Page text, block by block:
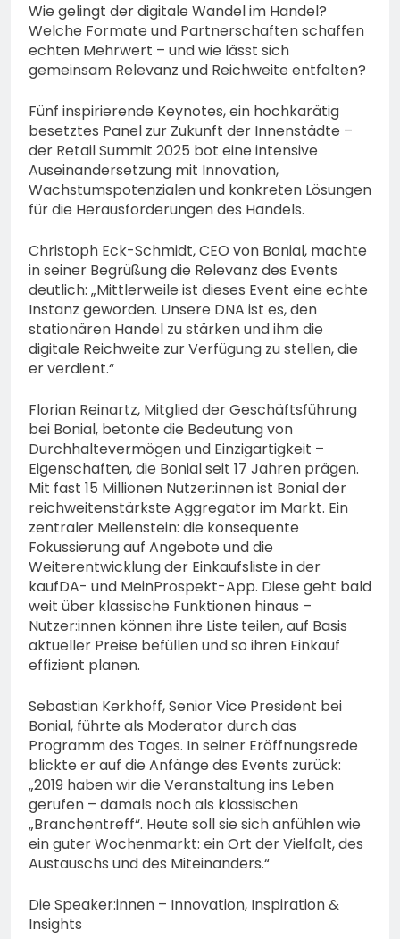
Wie gelingt der digitale Wandel im Handel?
Welche Formate und Partnerschaften schaffen
echten Mehrwert – und wie lässt sich
gemeinsam Relevanz und Reichweite entfalten?
Fünf inspirierende Keynotes, ein hochkarätig
besetztes Panel zur Zukunft der Innenstädte –
der Retail Summit 2025 bot eine intensive
Auseinandersetzung mit Innovation,
Wachstumspotenzialen und konkreten Lösungen
für die Herausforderungen des Handels.
Christoph Eck-Schmidt, CEO von Bonial, machte
in seiner Begrüßung die Relevanz des Events
deutlich: „Mittlerweile ist dieses Event eine echte
Instanz geworden. Unsere DNA ist es, den
stationären Handel zu stärken und ihm die
digitale Reichweite zur Verfügung zu stellen, die
er verdient.“
Florian Reinartz, Mitglied der Geschäftsführung
bei Bonial, betonte die Bedeutung von
Durchhaltevermögen und Einzigartigkeit –
Eigenschaften, die Bonial seit 17 Jahren prägen.
Mit fast 15 Millionen Nutzer:innen ist Bonial der
reichweitenstärkste Aggregator im Markt. Ein
zentraler Meilenstein: die konsequente
Fokussierung auf Angebote und die
Weiterentwicklung der Einkaufsliste in der
kaufDA- und MeinProspekt-App. Diese geht bald
weit über klassische Funktionen hinaus –
Nutzer:innen können ihre Liste teilen, auf Basis
aktueller Preise befüllen und so ihren Einkauf
effizient planen.
Sebastian Kerkhoff, Senior Vice President bei
Bonial, führte als Moderator durch das
Programm des Tages. In seiner Eröffnungsrede
blickte er auf die Anfänge des Events zurück:
„2019 haben wir die Veranstaltung ins Leben
gerufen – damals noch als klassischen
„Branchentreff“. Heute soll sie sich anfühlen wie
ein guter Wochenmarkt: ein Ort der Vielfalt, des
Austauschs und des Miteinanders.“
Die Speaker:innen – Innovation, Inspiration &
Insights